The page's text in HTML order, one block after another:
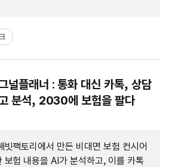
널플래너 : 통화 대신 카톡, 상담
분석, 2030에 보험을 팔다
팩토리에서 만든 비대면 보험 컨시어
보험 내용을 AI가 분석하고, 이를 카톡